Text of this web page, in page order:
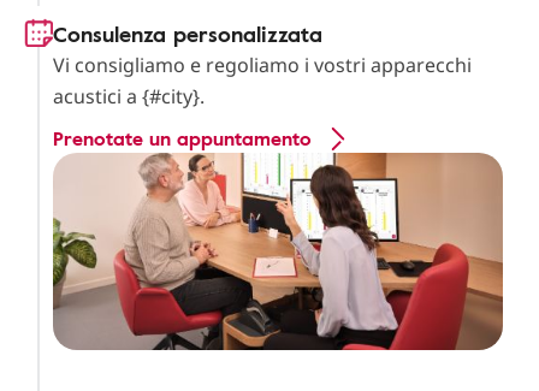
Consulenza personalizzata
Vi consigliamo e regoliamo i vostri apparecchi
acustici a {#city}.
Prenotate un appuntamento